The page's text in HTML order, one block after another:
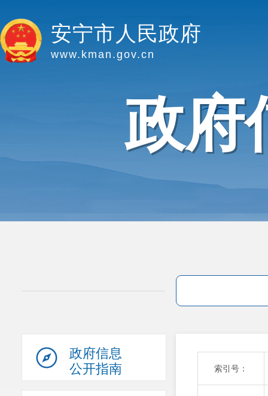
安宁市人民政府
www.kman.gov.cn
政府
政府信息
公开指南
索引号：